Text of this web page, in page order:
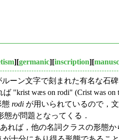
][germanic][inscription][
ーン文字で刻まれた有名な石
"krist wæs on rodi" (Crist was
態 rodi が用いられているので，
態が問題となってくる．
ば，他の名詞クラスの形態